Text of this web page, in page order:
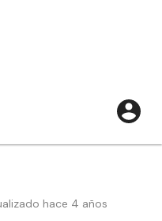
hace 4 años